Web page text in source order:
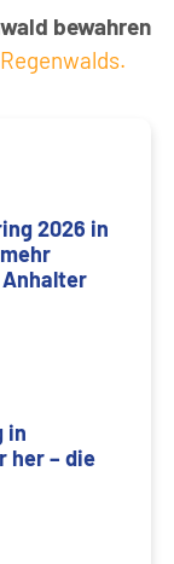
bewahren
2026 in
in
her – die